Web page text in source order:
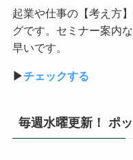
起業や仕事の【考え方
グです。セミナー案内
早いです。
▶︎チェックする
毎週水曜更新！ ポ